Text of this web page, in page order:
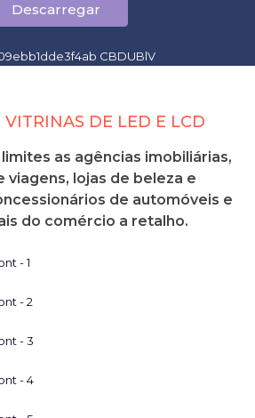
Descarregar
VITRINAS DE LED E LCD
as agências imobiliárias,
viagens, lojas de beleza e
de automóveis e
do comércio a retalho.